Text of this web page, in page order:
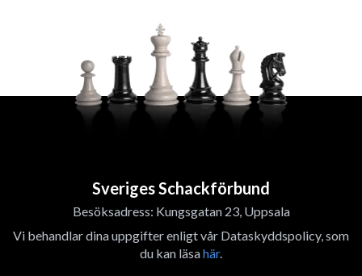
Sveriges Schackförbund
Besöksadress: Kungsgatan 23, Uppsala
Vi behandlar dina uppgifter enligt vår Dataskyddspolicy, som
du kan läsahär.